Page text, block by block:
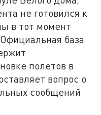
не готовился к
в тот момент
база
полетов в
вопрос о
сообщений